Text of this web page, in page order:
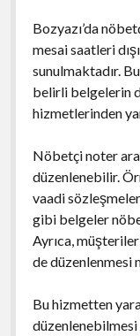
Bozyazı’da
mesai saatleri
sunulmaktadır.
belirli belgelerin
hizmetlerinden
Nöbetçi noter
düzenlenebilir.
vaadi
gibi belgeler
Ayrıca,
de düzenlenmesi
Bu hizmetten